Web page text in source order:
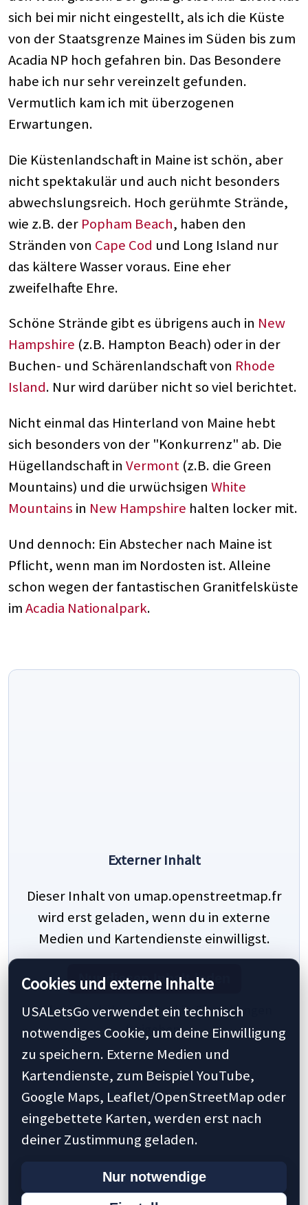
sich bei mir nicht eingestellt, als ich die Küste
von der Staatsgrenze Maines im Süden bis zum
Acadia NP hoch gefahren bin. Das Besondere
habe ich nur sehr vereinzelt gefunden.
Vermutlich kam ich mit überzogenen
Erwartungen.
Die Küstenlandschaft in Maine ist schön, aber
nicht spektakulär und auch nicht besonders
abwechslungsreich. Hoch gerühmte Strände,
wie z.B. der Popham Beach, haben den
Stränden von Cape Cod und Long Island nur
das kältere Wasser voraus. Eine eher
zweifelhafte Ehre.
Schöne Strände gibt es übrigens auch in New
Hampshire (z.B. Hampton Beach) oder in der
Buchen- und Schärenlandschaft von Rhode
Island. Nur wird darüber nicht so viel berichtet.
Nicht einmal das Hinterland von Maine hebt
sich besonders von der "Konkurrenz" ab. Die
Hügellandschaft in Vermont (z.B. die Green
Mountains) und die urwüchsigen White
Mountains in New Hampshire halten locker mit.
Und dennoch: Ein Abstecher nach Maine ist
Pflicht, wenn man im Nordosten ist. Alleine
schon wegen der fantastischen Granitfelsküste
imAcadia Nationalpark.
Externer Inhalt
Dieser Inhalt von umap.openstreetmap.fr
wird erst geladen, wenn du in externe
Medien und Kartendienste einwilligst.
Nur diesen Inhalt laden
Oder global über die Cookie-Einstellungen
freigeben.
Cookies und externe Inhalte
USALetsGo verwendet ein technisch
notwendiges Cookie, um deine Einwilligung
zu speichern. Externe Medien und
Kartendienste, zum Beispiel YouTube,
Google Maps, Leaflet/OpenStreetMap oder
eingebettete Karten, werden erst nach
deiner Zustimmung geladen.
Nur notwendige